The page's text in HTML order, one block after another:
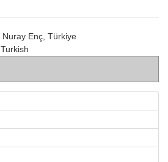
Nuray Enç, Türkiye
Turkish